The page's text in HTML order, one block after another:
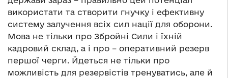
використати та створити гнучку і ефективну
систему залучення всіх сил нації для оборони.
Мова не тільки про Збройні Сили і їхній
кадровий склад, а і про – оперативний резерв
першої черги. Йдеться не тільки про
можливість для резервістів тренуватись, але й